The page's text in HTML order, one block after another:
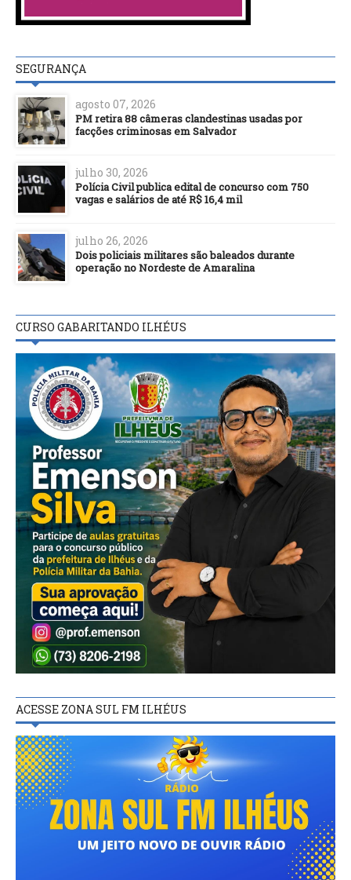
SEGURANÇA
agosto 07, 2026
PM retira 88 câmeras clandestinas usadas por
facções criminosas em Salvador
julho 30, 2026
Polícia Civil publica edital de concurso com 750
vagas e salários de até R$ 16,4 mil
julho 26, 2026
Dois policiais militares são baleados durante
operação no Nordeste de Amaralina
CURSO GABARITANDO ILHÉUS
ACESSE ZONA SUL FM ILHÉUS